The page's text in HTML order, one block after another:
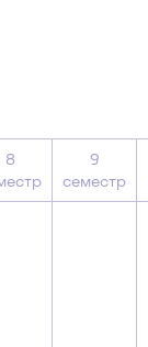
8
9
семестр